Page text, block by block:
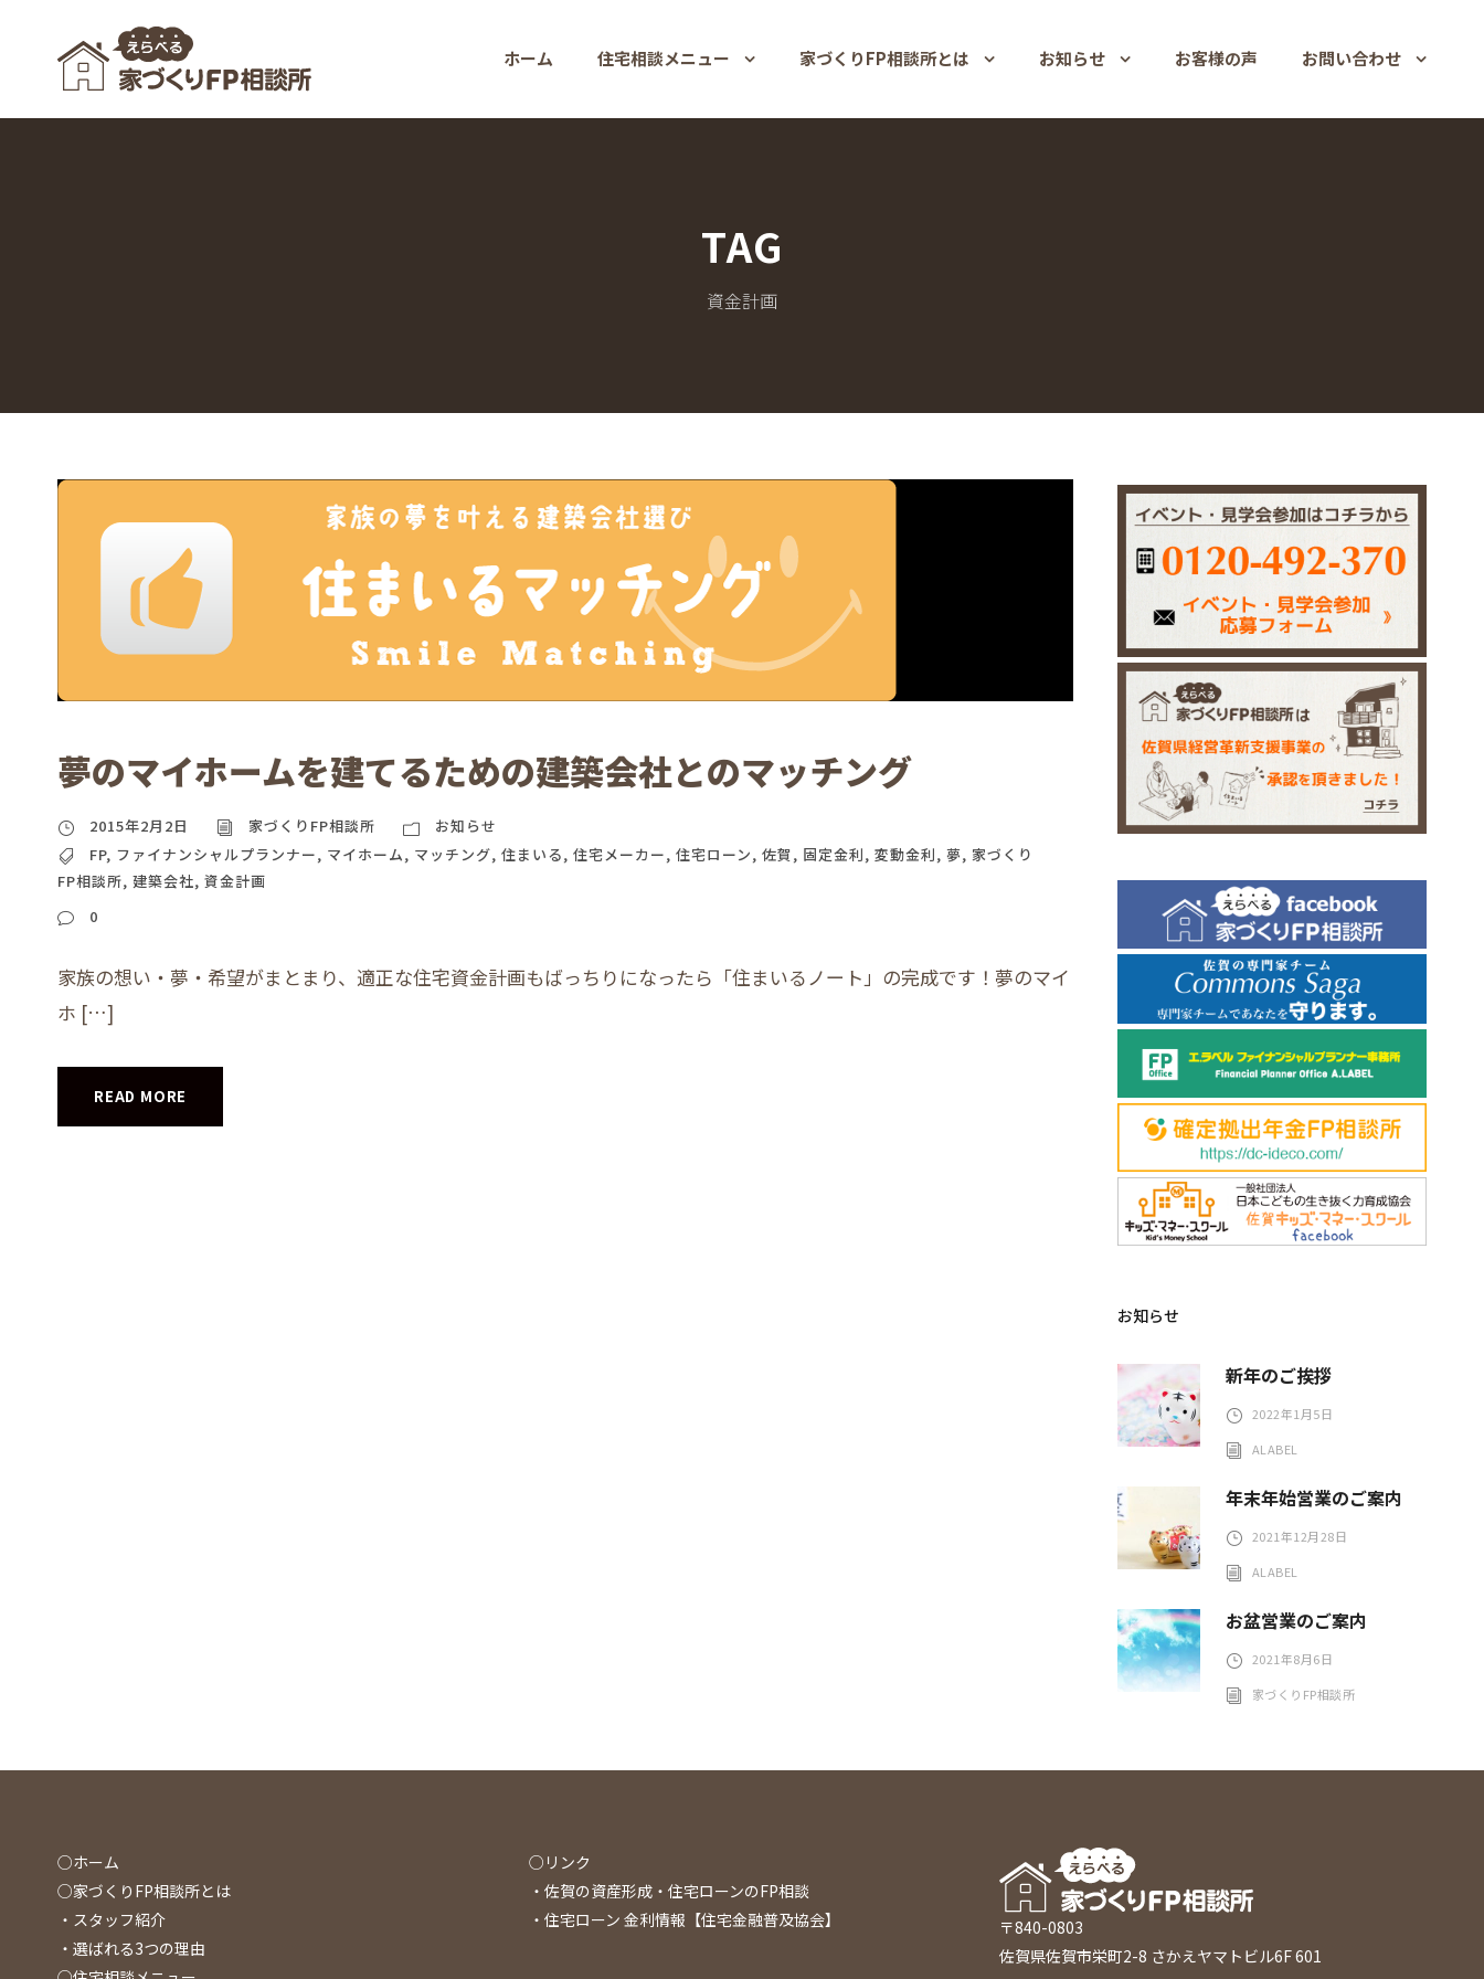
ホーム 住宅相談メニュー 家づくりFP相談所とは お知らせ お客様の声 お問い合わせ
TAG
資金計画
夢のマイホームを建てるための建築会社とのマッチング
2015年2月2日 家づくりFP相談所
お知らせ
FP, ファイナンシャルプランナー, マイホーム, マッチング, 住まいる, 住宅メーカー, 住宅ローン, 佐賀, 固定金利, 変動金利, 夢, 家づくり
FP相談所, 建築会社, 資金計画
0
家族の想い・夢・希望がまとまり、適正な住宅資金計画もばっちりになったら「住まいるノート」の完成です！夢のマイ
ホ […]
READ MORE
お知らせ
新年のご挨拶
2022年1月5日
ALABEL
年末年始営業のご案内
2021年12月28日
ALABEL
お盆営業のご案内
2021年8月6日
家づくりFP相談所
○ホーム
○家づくりFP相談所とは
・スタッフ紹介
・選ばれる3つの理由
○リンク
・ 佐賀の資産形成・住宅ローンのFP相談
・ 住宅ローン 金利情報【住宅金融普及協会】
〒840-0803
佐賀県佐賀市栄町2-8 さかえヤマトビル6F 601